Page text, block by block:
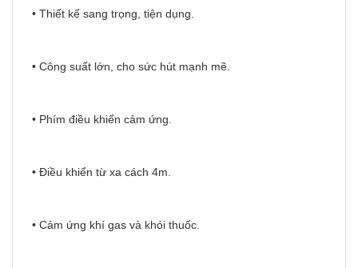
• Thiết kế sang trọng, tiện dụng.
• Công suất lớn, cho sức hút mạnh mẽ.
• Phím điều khiển cảm ứng.
• Điều khiển từ xa cách 4m.
• Cảm ứng khí gas và khói thuốc.